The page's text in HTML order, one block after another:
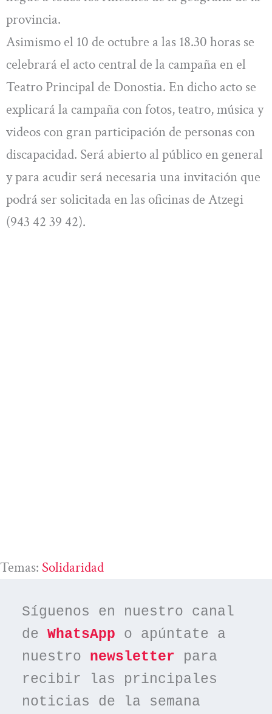
provincia.
Asimismo el 10 de octubre a las 18.30 horas se
celebrará el acto central de la campaña en el
Teatro Principal de Donostia. En dicho acto se
explicará la campaña con fotos, teatro, música y
videos con gran participación de personas con
discapacidad. Será abierto al público en general
y para acudir será necesaria una invitación que
podrá ser solicitada en las oficinas de Atzegi
(943 42 39 42).
Temas: Solidaridad
Síguenos en nuestro canal
de WhatsApp o apúntate a
nuestro newsletter para
recibir las principales
noticias de la semana